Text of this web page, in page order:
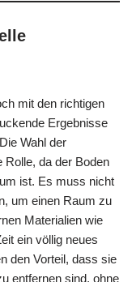
mit den richtigen
Ergebnisse
Wahl der
Rolle, da der Boden
ist. Es muss nicht
um einen Raum zu
Materialien wie
ein völlig neues
den Vorteil, dass sie
entfernen sind, ohne